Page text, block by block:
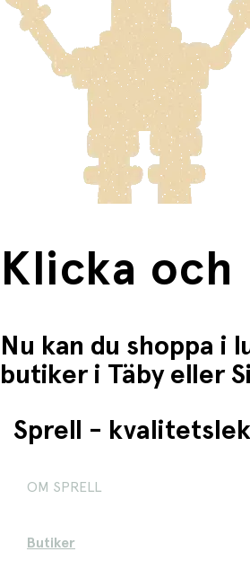
Varor som är för stora för att
Produkter som omfattas av detta
Fri frakt när du handlar för mer än
Du betalar när du hämtar varorna i
Klicka och
Nu kan du shoppa i
butiker i Täby eller
Sprell -
OM SPRELL
Butiker